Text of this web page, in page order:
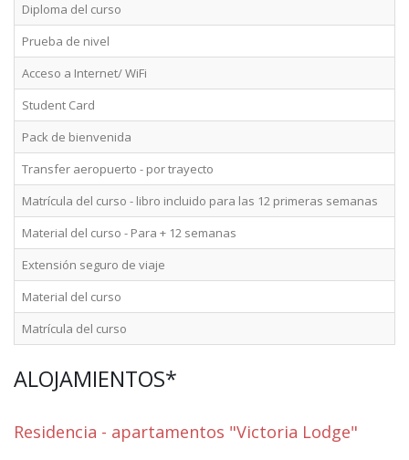
Diploma del curso
Prueba de nivel
Acceso a Internet/ WiFi
Student Card
Pack de bienvenida
Transfer aeropuerto - por trayecto
Matrícula del curso - libro incluido para las 12 primeras semanas
Material del curso - Para + 12 semanas
Extensión seguro de viaje
Material del curso
Matrícula del curso
ALOJAMIENTOS*
Residencia - apartamentos "Victoria Lodge"